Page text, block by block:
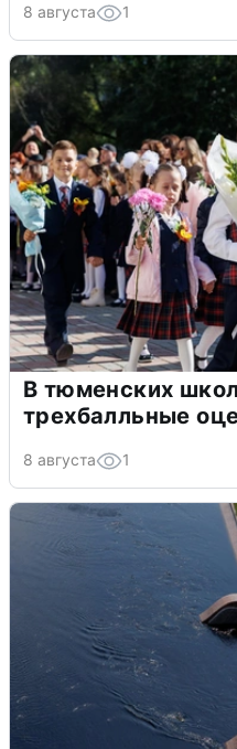
8 августа 1
В тюменских
трехбалльные
8 августа 1